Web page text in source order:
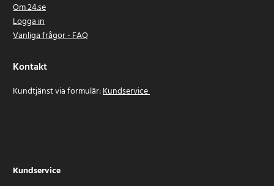
Om 24.se
Logga in
Vanliga frågor - FAQ
Kontakt
Kundtjänst via formulär:Kundservice
Kundservice